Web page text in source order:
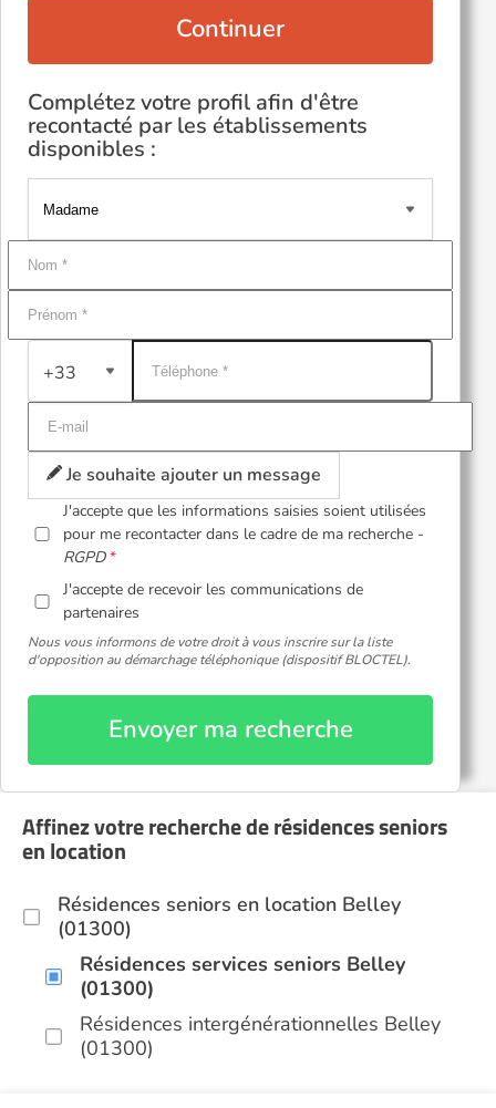
Continuer
Complétez votre profil afin d'être
recontacté par les établissements
disponibles :
+33
Je souhaite ajouter un message
J'accepte que les informations saisies soient utilisées
pour me recontacter dans le cadre de ma recherche -
RGPD
J'accepte de recevoir les communications de
partenaires
Nous vous informons de votre droit à vous inscrire sur la liste
d'opposition au démarchage téléphonique (dispositif BLOCTEL).
Envoyer ma recherche
Affinez votre recherche de résidences seniors
en location
Résidences seniors en location Belley
(01300)
Résidences services seniors Belley
(01300)
Résidences intergénérationnelles Belley
(01300)